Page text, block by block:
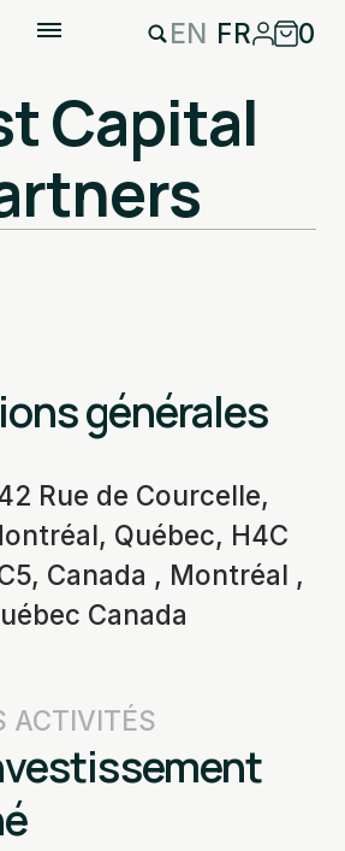
EN FR 0
Capital
générales
Rue de Courcelle,
Québec, H4C
Canada , Montréal ,
Canada
ACTIVITÉS